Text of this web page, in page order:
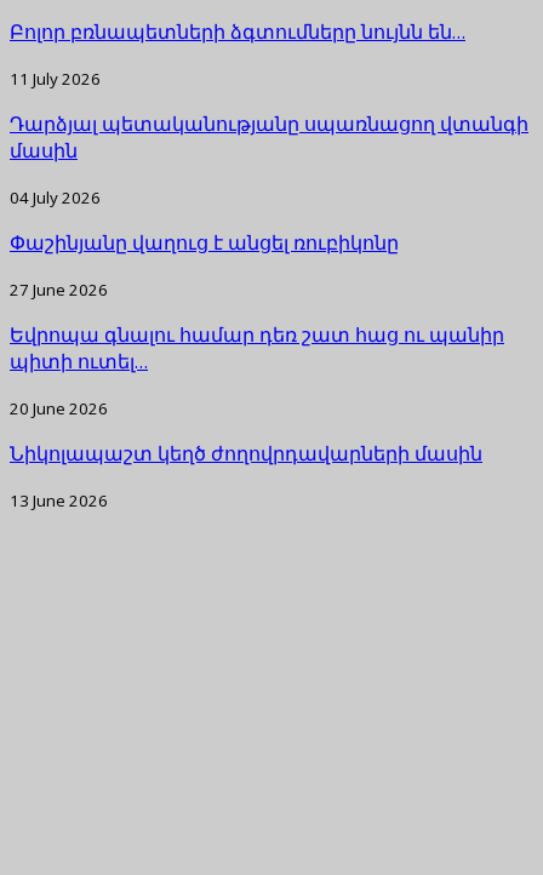
Բոլոր բռնապետների ձգտումները նույնն են…
11 July 2026
Դարձյալ պետականությանը սպառնացող վտանգի
մասին
04 July 2026
Փաշինյանը վաղուց է անցել ռուբիկոնը
27 June 2026
Եվրոպա գնալու համար դեռ շատ հաց ու պանիր
պիտի ուտել…
20 June 2026
Նիկոլապաշտ կեղծ ժողովրդավարների մասին
13 June 2026